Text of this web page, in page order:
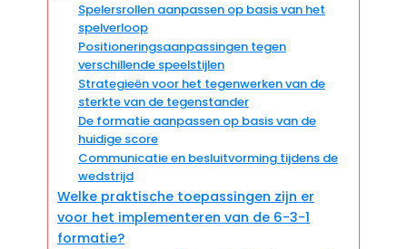
Spelersrollen aanpassen op basis van het
spelverloop
Positioneringsaanpassingen tegen
verschillende speelstijlen
Strategieën voor het tegenwerken van de
sterkte van de tegenstander
De formatie aanpassen op basis van de
huidige score
Communicatie en besluitvorming tijdens de
wedstrijd
Welke praktische toepassingen zijn er
voor het implementeren van de 6-3-1
formatie?